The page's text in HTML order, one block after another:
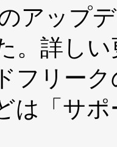
アップ
。詳し
フリー
は 「サ